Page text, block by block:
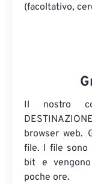
(facoltativo,
Il nostro
browser web.
file. I file sono
bit e
poche ore.